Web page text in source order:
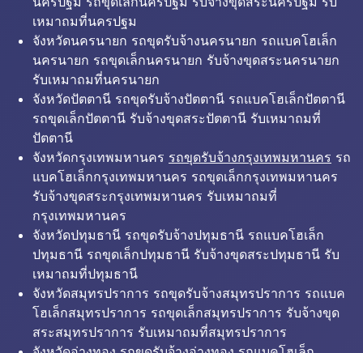
เหมาถมที่นครปฐม
จังหวัดนครนายก รถขุดรับจ้างนครนายก รถแบคโฮเล็ก
นครนายก รถขุดเล็กนครนายก รับจ้างขุดสระนครนายก
รับเหมาถมที่นครนายก
จังหวัดปัตตานี รถขุดรับจ้างปัตตานี รถแบคโฮเล็กปัตตานี
รถขุดเล็กปัตตานี รับจ้างขุดสระปัตตานี รับเหมาถมที่
ปัตตานี
จังหวัดกรุงเทพมหานคร รถขุดรับจ้างกรุงเทพมหานคร รถ
แบคโฮเล็กกรุงเทพมหานคร รถขุดเล็กกรุงเทพมหานคร
รับจ้างขุดสระกรุงเทพมหานคร รับเหมาถมที่
กรุงเทพมหานคร
จังหวัดปทุมธานี รถขุดรับจ้างปทุมธานี รถแบคโฮเล็ก
ปทุมธานี รถขุดเล็กปทุมธานี รับจ้างขุดสระปทุมธานี รับ
เหมาถมที่ปทุมธานี
จังหวัดสมุทรปราการ รถขุดรับจ้างสมุทรปราการ รถแบค
โฮเล็กสมุทรปราการ รถขุดเล็กสมุทรปราการ รับจ้างขุด
สระสมุทรปราการ รับเหมาถมที่สมุทรปราการ